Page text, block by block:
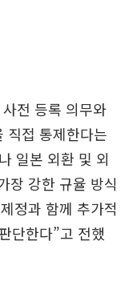
전 등록 의무와
직접 통제한다는
일본 외환 및 외
장 강한 규율 방식
정과 함께 추가적
단한다”고 전했